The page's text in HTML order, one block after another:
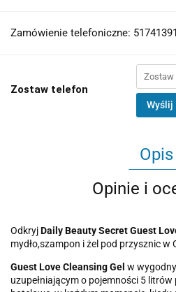
Zamówienie telefoniczne:
Zostaw telefon
Wyślij
Opis
Opinie i
OdkryjDaily Beauty Secret Guest
mydło,szampon i żel pod przysznic w
Guest Love Cleansing Gel w
uzupełniającym o pojemności 5 litrów